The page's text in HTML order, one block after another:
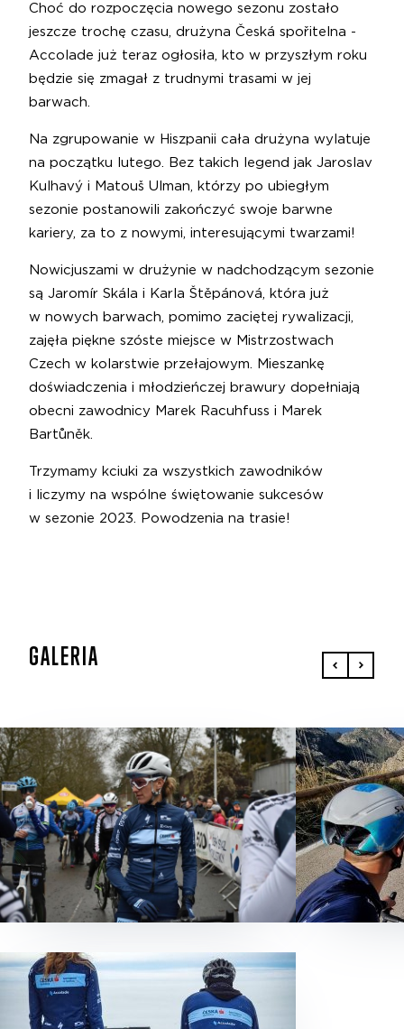
Choć do rozpoczęcia nowego sezonu zostało
jeszcze trochę czasu, drużyna Česká spořitelna -
Accolade już teraz ogłosiła, kto w przyszłym roku
będzie się zmagał z trudnymi trasami w jej
barwach.
Na zgrupowanie w Hiszpanii cała drużyna wylatuje
na początku lutego. Bez takich legend jak Jaroslav
Kulhavý i Matouš Ulman, którzy po ubiegłym
sezonie postanowili zakończyć swoje barwne
kariery, za to z nowymi, interesującymi twarzami!
Nowicjuszami w drużynie w nadchodzącym sezonie
są Jaromír Skála i Karla Štěpánová, która już
w nowych barwach, pomimo zaciętej rywalizacji,
zajęła piękne szóste miejsce w Mistrzostwach
Czech w kolarstwie przełajowym. Mieszankę
doświadczenia i młodzieńczej brawury dopełniają
obecni zawodnicy Marek Racuhfuss i Marek
Bartůněk.
Trzymamy kciuki za wszystkich zawodników
i liczymy na wspólne świętowanie sukcesów
w sezonie 2023. Powodzenia na trasie!
GALERIA